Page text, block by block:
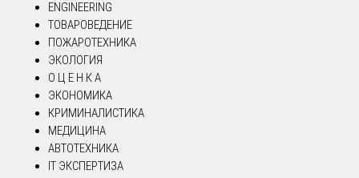
ENGINEERING
ТОВАРОВЕДЕНИЕ
ПОЖАРОТЕХНИКА
ЭКОЛОГИЯ
О Ц Е Н К А
ЭКОНОМИКА
КРИМИНАЛИСТИКА
МЕДИЦИНА
АВТОТЕХНИКА
IT ЭКСПЕРТИЗА